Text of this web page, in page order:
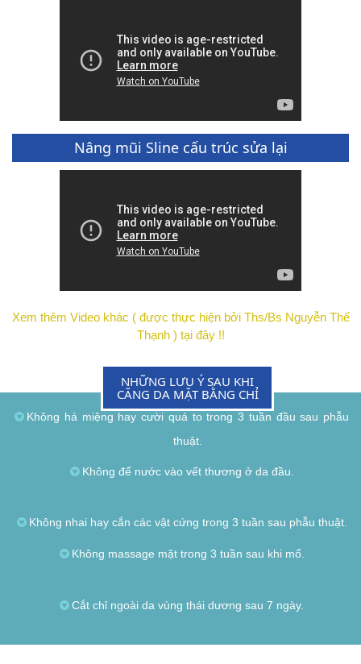
Nâng mũi Sline cấu trúc sửa lại
Xem thêm Video khác ( được thực hiện bởi Ths/Bs Nguyễn Thế
Thạnh ) tại đây !!
NHỮNG LƯU Ý SAU KHI
CĂNG DA MẶT BẰNG CHỈ
Không há miệng hay cười quá to trong 3 tuần đầu sau phẫu
thuật.
Không để nước vào vết thương ở da đầu.
Không nhai hay cắn các vật cứng trong 3 tuần sau phẫu thuật.
Không massage mặt trong 3 tuần sau khi mổ.
Cắt chỉ ngoài da vùng thái dương sau 7 ngày.